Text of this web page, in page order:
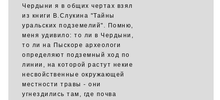
Чердыни я в общих чертах взял
из книги В.Слукина "Тайны
уральских подземелий". Помню,
меня удивило: то ли в Чердыни,
то ли на Пыскоре археологи
определяют подземный ход по
линии, на которой растут некие
несвойственные окружающей
местности травы - они
угнездились там, где почва